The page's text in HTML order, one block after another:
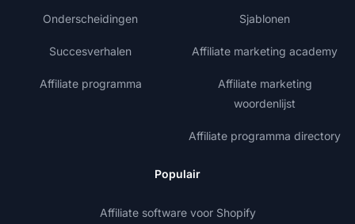
Onderscheidingen
Succesverhalen
Affiliate programma
Sjablonen
Affiliate marketing academy
Affiliate marketing
woordenlijst
Affiliate programma directory
Populair
Affiliate software voor Shopify